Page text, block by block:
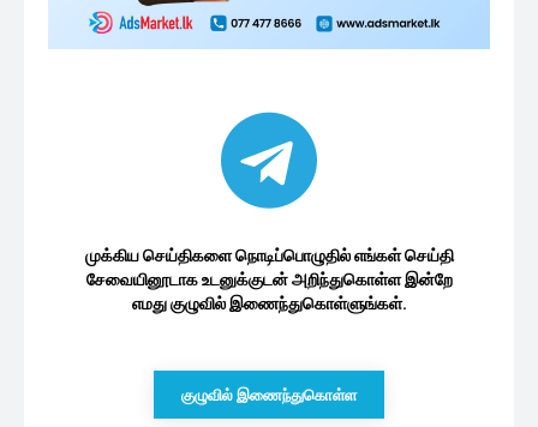
முக்கிய செய்திகளை நொடிப்பொழுதில் எங்கள் செய்தி
சேவையினூடாக உடனுக்குடன் அறிந்துகொள்ள இன்றே
எமது குழுவில் இணைந்துகொள்ளுங்கள்.
குழுவில் இணைந்துகொள்ள